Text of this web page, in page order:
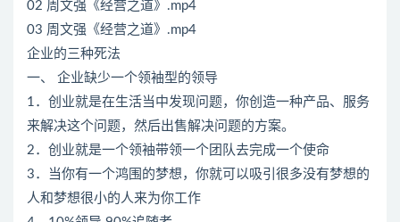
02 周文强《经营之道》.mp4
03 周文强《经营之道》.mp4
企业的三种死法
一、 企业缺少一个领袖型的领导
1．创业就是在生活当中发现问题，你创造一种产品、服务
来解决这个问题，然后出售解决问题的方案。
2．创业就是一个领袖带领一个团队去完成一个使命
3．当你有一个鸿围的梦想，你就可以吸引很多没有梦想的
人和梦想很小的人来为你工作